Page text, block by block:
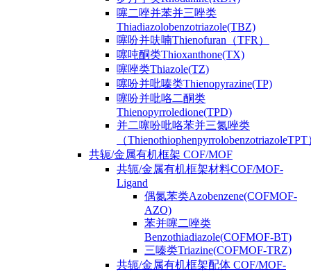
噻二唑并苯并三唑类
Thiadiazolobenzotriazole(TBZ)
噻吩并呋喃Thienofuran（TFR）
噻吨酮类Thioxanthone(TX)
噻唑类Thiazole(TZ)
噻吩并吡嗪类Thienopyrazine(TP)
噻吩并吡咯二酮类
Thienopyrroledione(TPD)
并二噻吩吡咯苯并三氮唑类
（ThienothiophenpyrrolobenzotriazoleTPT
共轭/金属有机框架 COF/MOF
共轭/金属有机框架材料COF/MOF-
Ligand
偶氮苯类Azobenzene(COFMOF-
AZO)
苯并噻二唑类
Benzothiadiazole(COFMOF-BT)
三嗪类Triazine(COFMOF-TRZ)
共轭/金属有机框架配体 COF/MOF-